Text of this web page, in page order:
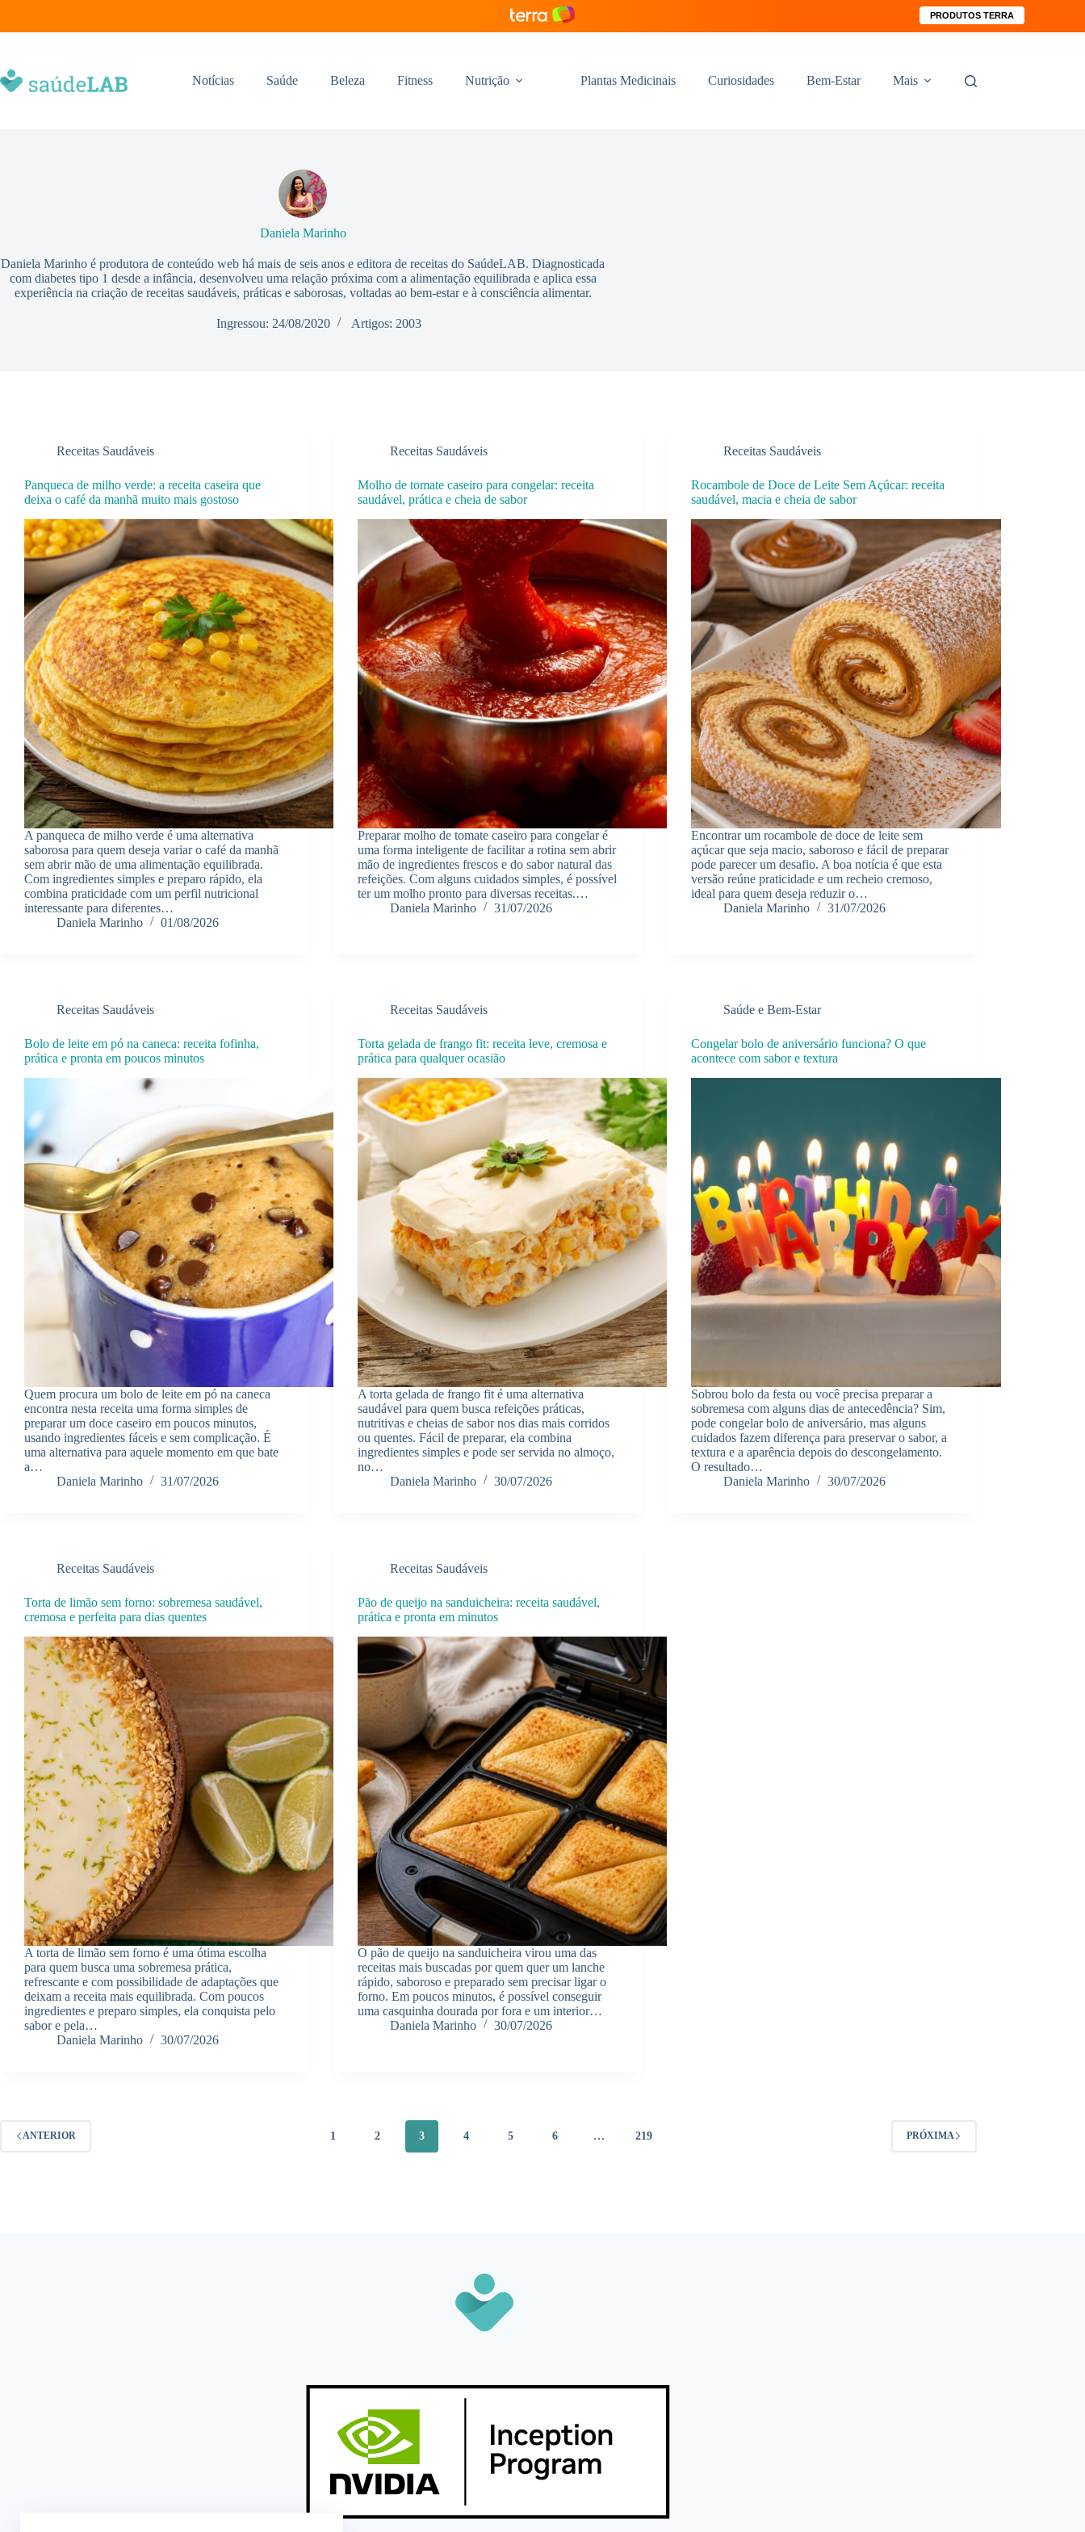
PRODUTOS TERRA
Notícias Saúde Beleza Fitness Nutrição Plantas Medicinais Curiosidades Bem-Estar Mais
Daniela Marinho
Daniela Marinho é produtora de conteúdo web há mais de seis anos e editora de receitas do SaúdeLAB. Diagnosticada
com diabetes tipo 1 desde a infância, desenvolveu uma relação próxima com a alimentação equilibrada e aplica essa
experiência na criação de receitas saudáveis, práticas e saborosas, voltadas ao bem-estar e à consciência alimentar.
Ingressou: 24/08/2020 Artigos: 2003
Receitas Saudáveis
Panqueca de milho verde: a receita caseira que
deixa o café da manhã muito mais gostoso
A panqueca de milho verde é uma alternativa
saborosa para quem deseja variar o café da manhã
sem abrir mão de uma alimentação equilibrada.
Com ingredientes simples e preparo rápido, ela
combina praticidade com um perfil nutricional
interessante para diferentes…
Daniela Marinho
01/08/2026
Receitas Saudáveis
Molho de tomate caseiro para congelar: receita
saudável, prática e cheia de sabor
Preparar molho de tomate caseiro para congelar é
uma forma inteligente de facilitar a rotina sem abrir
mão de ingredientes frescos e do sabor natural das
refeições. Com alguns cuidados simples, é possível
ter um molho pronto para diversas receitas.…
Daniela Marinho
31/07/2026
Receitas Saudáveis
Rocambole de Doce de Leite Sem Açúcar: receita
saudável, macia e cheia de sabor
Encontrar um rocambole de doce de leite sem
açúcar que seja macio, saboroso e fácil de preparar
pode parecer um desafio. A boa notícia é que esta
versão reúne praticidade e um recheio cremoso,
ideal para quem deseja reduzir o…
Daniela Marinho
31/07/2026
Receitas Saudáveis
Bolo de leite em pó na caneca: receita fofinha,
prática e pronta em poucos minutos
Quem procura um bolo de leite em pó na caneca
encontra nesta receita uma forma simples de
preparar um doce caseiro em poucos minutos,
usando ingredientes fáceis e sem complicação. É
uma alternativa para aquele momento em que bate
a…
Daniela Marinho
31/07/2026
Receitas Saudáveis
Torta gelada de frango fit: receita leve, cremosa e
prática para qualquer ocasião
A torta gelada de frango fit é uma alternativa
saudável para quem busca refeições práticas,
nutritivas e cheias de sabor nos dias mais corridos
ou quentes. Fácil de preparar, ela combina
ingredientes simples e pode ser servida no almoço,
no…
Daniela Marinho
30/07/2026
Saúde e Bem-Estar
Congelar bolo de aniversário funciona? O que
acontece com sabor e textura
Sobrou bolo da festa ou você precisa preparar a
sobremesa com alguns dias de antecedência? Sim,
pode congelar bolo de aniversário, mas alguns
cuidados fazem diferença para preservar o sabor, a
textura e a aparência depois do descongelamento.
O resultado…
Daniela Marinho
30/07/2026
Receitas Saudáveis
Torta de limão sem forno: sobremesa saudável,
cremosa e perfeita para dias quentes
A torta de limão sem forno é uma ótima escolha
para quem busca uma sobremesa prática,
refrescante e com possibilidade de adaptações que
deixam a receita mais equilibrada. Com poucos
ingredientes e preparo simples, ela conquista pelo
sabor e pela…
Daniela Marinho
30/07/2026
Receitas Saudáveis
Pão de queijo na sanduicheira: receita saudável,
prática e pronta em minutos
O pão de queijo na sanduicheira virou uma das
receitas mais buscadas por quem quer um lanche
rápido, saboroso e preparado sem precisar ligar o
forno. Em poucos minutos, é possível conseguir
uma casquinha dourada por fora e um interior…
Daniela Marinho
30/07/2026
ANTERIOR 1 2 3 4 5 6 … 219 PRÓXIMA